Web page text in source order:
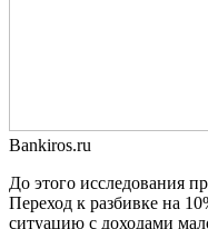
Bankiros.ru
До этого исследования
Переход к разбивке на
ситуацию с доходами